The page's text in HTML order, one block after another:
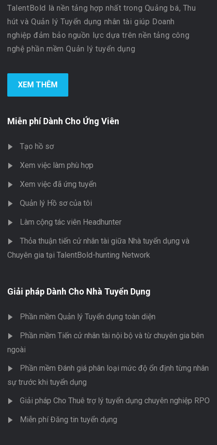
TalentBold là nền tảng hợp nhất trong Quảng bá, Thu
hút và Quản lý Tuyển dụng nhân tài giúp Doanh
nghiệp đảm bảo nguồn lực dựa trên nền tảng công
nghệ phần mềm Quản lý tuyển dụng
XEM THÊM
Miễn phí Dành Cho Ứng Viên
Tạo hồ sơ
Xem việc làm phù hợp
Xem việc đã ứng tuyển
Quản lý Hồ sơ của tôi
Làm cộng tác viên Headhunter
Thỏa thuận tiến cử nhân tài giữa Nhà tuyển dụng và
Chuyên gia tại TalentBold-hunting Network
Giải pháp Dành Cho Nhà Tuyển Dụng
Phần mềm Quản lý Tuyển dụng toàn diện
Phần mềm Tiến cử nhân tài nội bộ và từ chuyên gia bên
ngoài
Phần mềm Đánh giá phân loại mức độ ổn định từng nhân
sự trước khi tuyển dụng
Giải pháp Cho Thuê trợ lý tuyển dụng chuyên nghiệp RPO
Miễn phí Đăng tin tuyển dụng